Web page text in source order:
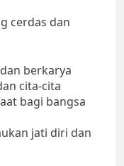
cerdas dan
berkarya
cita-cita
bagi bangsa
jati diri dan